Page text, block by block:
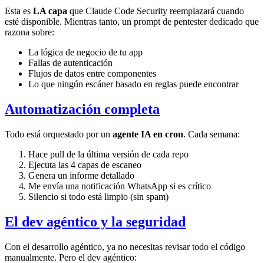
Esta es LA capa que Claude Code Security reemplazará cuando
esté disponible. Mientras tanto, un prompt de pentester dedicado que
razona sobre:
La lógica de negocio de tu app
Fallas de autenticación
Flujos de datos entre componentes
Lo que ningún escáner basado en reglas puede encontrar
Automatización completa
Todo está orquestado por un agente IA en cron. Cada semana:
Hace pull de la última versión de cada repo
Ejecuta las 4 capas de escaneo
Genera un informe detallado
Me envía una notificación WhatsApp si es crítico
Silencio si todo está limpio (sin spam)
El dev agéntico y la seguridad
Con el desarrollo agéntico, ya no necesitas revisar todo el código
manualmente. Pero el dev agéntico: